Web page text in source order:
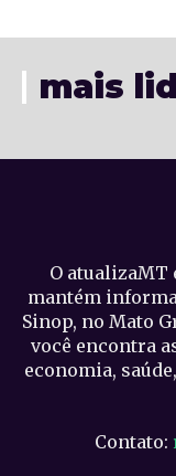
mais
O atualizaMT
mantém
Sinop, no Mato
você encontra
economia,
Contato: